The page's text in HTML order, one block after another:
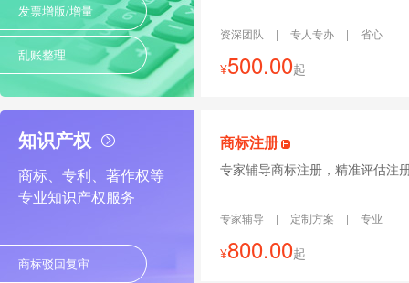
发票增版/增量
乱账整理
资深团队 | 专人专办 | 省心
¥500.00起
知识产权
商标、专利、著作权等
专业知识产权服务
商标驳回复审
商标注册
专家辅导商标注册，精准评估注
专家辅导 | 定制方案 | 专业
¥800.00起